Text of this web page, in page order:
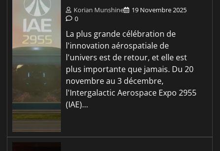
Korian Munshine
19 Novembre 2025
0
La plus grande célébration de
l'innovation aérospatiale de
l'univers est de retour, et elle est
plus importante que jamais. Du 20
novembre au 3 décembre,
l'Intergalactic Aerospace Expo 2955
(IAE)…